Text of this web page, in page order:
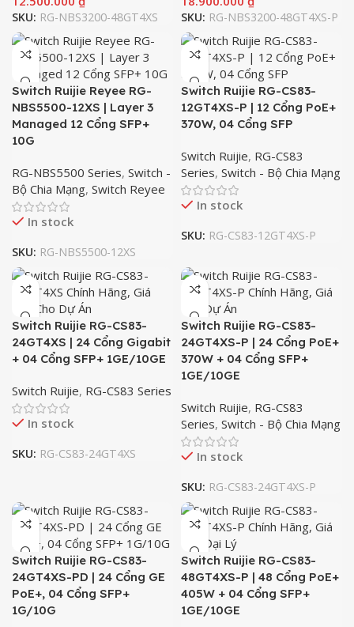
SKU: RG-NBS3200-48GT4XS SKU: RG-NBS3200-48GT4XS-P
Switch Ruijie Reyee RG-
NBS5500-12XS | Layer 3
Managed 12 Cổng SFP+
10G
RG-NBS5500 Series, Switch -
Bộ Chia Mạng, Switch Reyee
In stock
SKU: RG-NBS5500-12XS
Switch Ruijie RG-CS83-
12GT4XS-P | 12 Cổng PoE+
370W, 04 Cổng SFP
Switch Ruijie, RG-CS83
Series, Switch - Bộ Chia Mạng
In stock
SKU: RG-CS83-12GT4XS-P
Switch Ruijie RG-CS83-
24GT4XS | 24 Cổng Gigabit
+ 04 Cổng SFP+ 1GE/10GE
Switch Ruijie, RG-CS83 Series
In stock
SKU: RG-CS83-24GT4XS
Switch Ruijie RG-CS83-
24GT4XS-P | 24 Cổng PoE+
370W + 04 Cổng SFP+
1GE/10GE
Switch Ruijie, RG-CS83
Series, Switch - Bộ Chia Mạng
In stock
SKU: RG-CS83-24GT4XS-P
Switch Ruijie RG-CS83-
24GT4XS-PD | 24 Cổng GE
PoE+, 04 Cổng SFP+
1G/10G
Switch Ruijie RG-CS83-
48GT4XS-P | 48 Cổng PoE+
405W + 04 Cổng SFP+
1GE/10GE